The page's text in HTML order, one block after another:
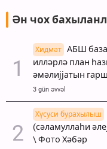
Ән чох
Хидмәт
АБШ
илләрлә план
әмәлијјатын
3 gün əvvəl
Хүсуси бурахылыш
(сәламуллаһи
\ Фото Хәбәр